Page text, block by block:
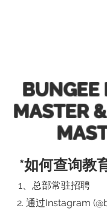
BUNGEE
MASTER
*如何查询教
1、总部常驻招聘
2. 通过Instagram